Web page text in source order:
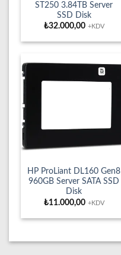
ST250 3.84TB Server
SSD Disk
₺32.000,00 +KDV
HP ProLiant DL160 Gen8
960GB Server SATA SSD
Disk
₺11.000,00 +KDV